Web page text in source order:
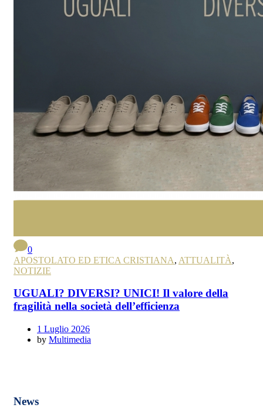
0
APOSTOLATO ED ETICA CRISTIANA, ATTUALITÀ,
NOTIZIE
UGUALI? DIVERSI? UNICI! Il valore della
fragilità nella società dell’efficienza
1 Luglio 2026
by Multimedia
News